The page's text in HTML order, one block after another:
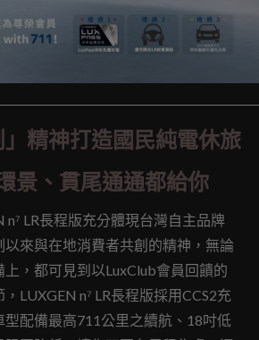
精神打造國民純電休旅
景、貫尾通通都給你
n⁷ LR長程版充分體現台灣自主品牌
以來與在地消費者共創的精神，無論
，都可見到以LuxClub會員回饋的
LUXGEN n⁷ LR長程版採用CCS2充
型配備最高711公里之續航、18吋低